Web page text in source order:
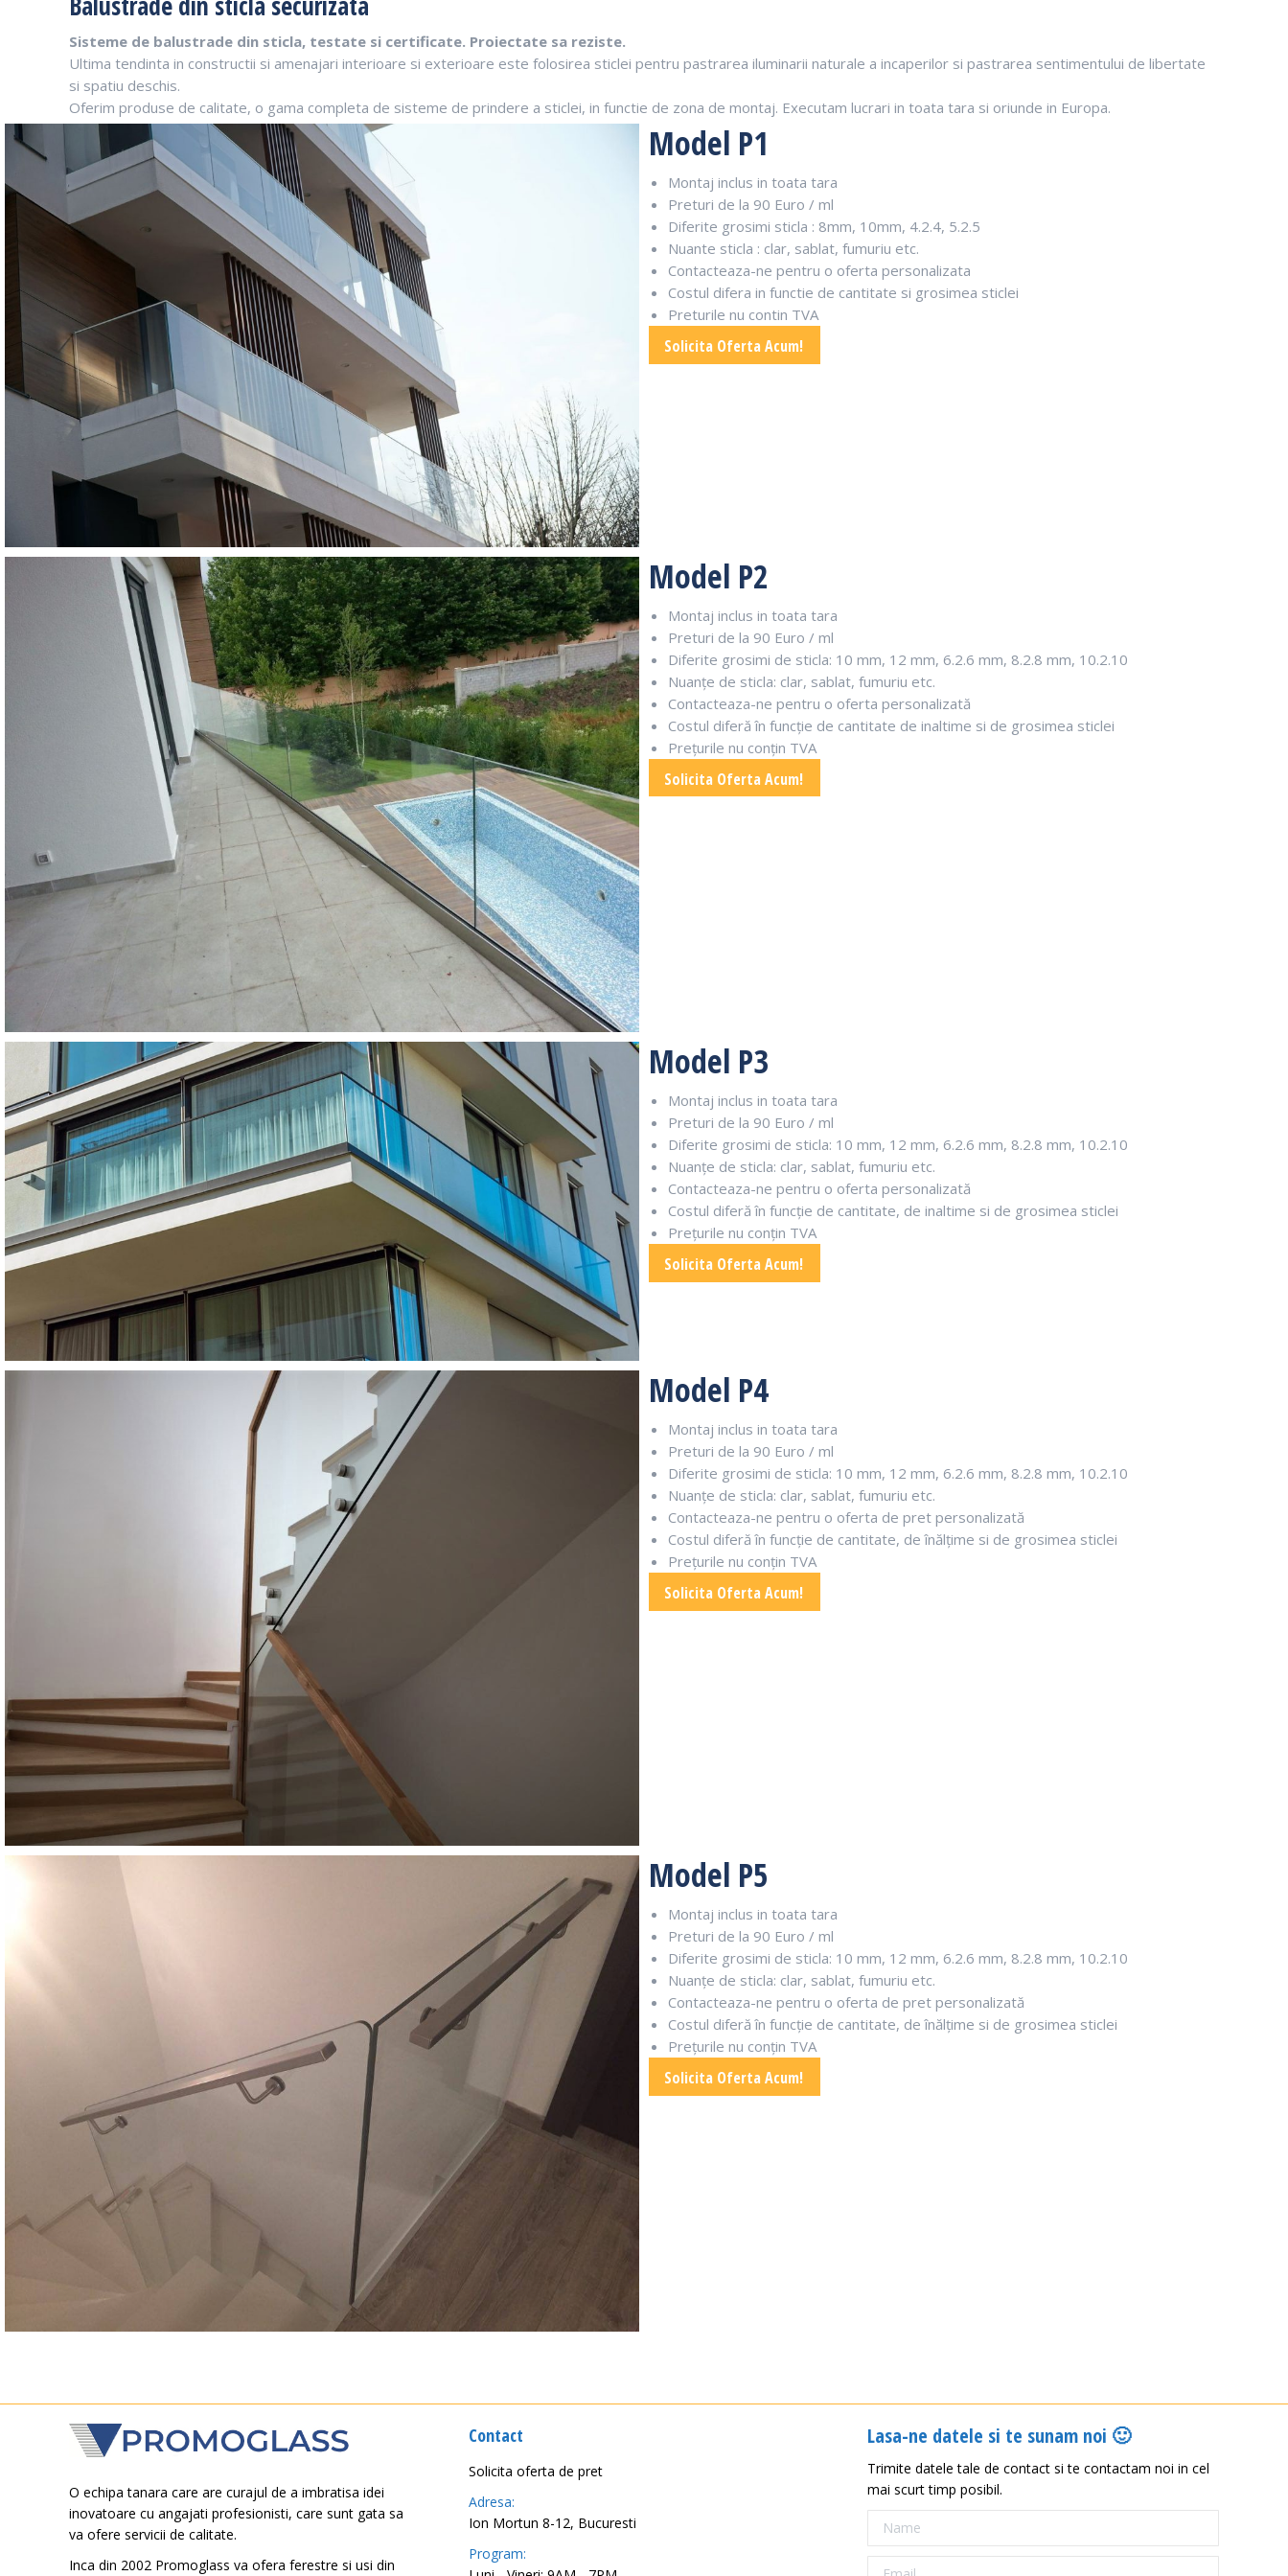
Sisteme de balustrade din sticla, testate si certificate. Proiectate sa reziste.
Ultima tendinta in constructii si amenajari interioare si exterioare este folosirea sticlei pentru pastrarea iluminarii naturale a incaperilor si pastrarea sentimentului de libertate
si spatiu deschis.
Oferim produse de calitate, o gama completa de sisteme de prindere a sticlei, in functie de zona de montaj. Executam lucrari in toata tara si oriunde in Europa.
Model P1
Montaj inclus in toata tara
Preturi de la 90 Euro / ml
Diferite grosimi sticla : 8mm, 10mm, 4.2.4, 5.2.5
Nuante sticla : clar, sablat, fumuriu etc.
Contacteaza-ne pentru o oferta personalizata
Costul difera in functie de cantitate si grosimea sticlei
Preturile nu contin TVA
Solicita Oferta Acum!
Model P2
Montaj inclus in toata tara
Preturi de la 90 Euro / ml
Diferite grosimi de sticla: 10 mm, 12 mm, 6.2.6 mm, 8.2.8 mm, 10.2.10
Nuanțe de sticla: clar, sablat, fumuriu etc.
Contacteaza-ne pentru o oferta personalizată
Costul diferă în funcție de cantitate de inaltime si de grosimea sticlei
Prețurile nu conțin TVA
Solicita Oferta Acum!
Model P3
Montaj inclus in toata tara
Preturi de la 90 Euro / ml
Diferite grosimi de sticla: 10 mm, 12 mm, 6.2.6 mm, 8.2.8 mm, 10.2.10
Nuanțe de sticla: clar, sablat, fumuriu etc.
Contacteaza-ne pentru o oferta personalizată
Costul diferă în funcție de cantitate, de inaltime si de grosimea sticlei
Prețurile nu conțin TVA
Solicita Oferta Acum!
Model P4
Montaj inclus in toata tara
Preturi de la 90 Euro / ml
Diferite grosimi de sticla: 10 mm, 12 mm, 6.2.6 mm, 8.2.8 mm, 10.2.10
Nuanțe de sticla: clar, sablat, fumuriu etc.
Contacteaza-ne pentru o oferta de pret personalizată
Costul diferă în funcție de cantitate, de înălțime si de grosimea sticlei
Prețurile nu conțin TVA
Solicita Oferta Acum!
Model P5
Montaj inclus in toata tara
Preturi de la 90 Euro / ml
Diferite grosimi de sticla: 10 mm, 12 mm, 6.2.6 mm, 8.2.8 mm, 10.2.10
Nuanțe de sticla: clar, sablat, fumuriu etc.
Contacteaza-ne pentru o oferta de pret personalizată
Costul diferă în funcție de cantitate, de înălțime si de grosimea sticlei
Prețurile nu conțin TVA
Solicita Oferta Acum!
O echipa tanara care are curajul de a imbratisa idei
inovatoare cu angajati profesionisti, care sunt gata sa
va ofere servicii de calitate.
Inca din 2002 Promoglass va ofera ferestre si usi din
Contact
Solicita oferta de pret
Adresa:
Ion Mortun 8-12, Bucuresti
Program:
Lasa-ne datele si te sunam noi 🙂
Trimite datele tale de contact si te contactam noi in cel
mai scurt timp posibil.